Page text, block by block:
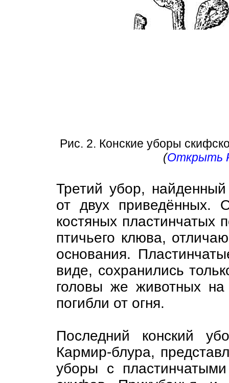
Рис. 2. Конские уборы
(Открыть
Третий убор,
от двух приведённых.
костяных пластинчатых
птичьего клюва,
основания.
виде, сохранились
головы же животных
погибли от огня.
Последний конский
Кармир-блура,
уборы с